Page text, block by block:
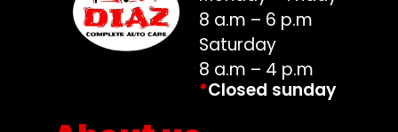
8 a.m – 6 p.m
Saturday
8 a.m – 4 p.m
*Closed sunday